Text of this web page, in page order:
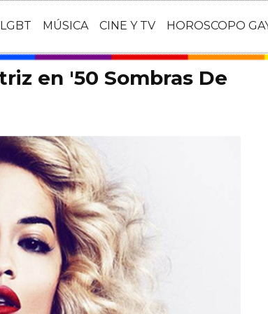
LGBT MÚSICA CINE Y TV HOROSCOPO
en '50 Sombras De